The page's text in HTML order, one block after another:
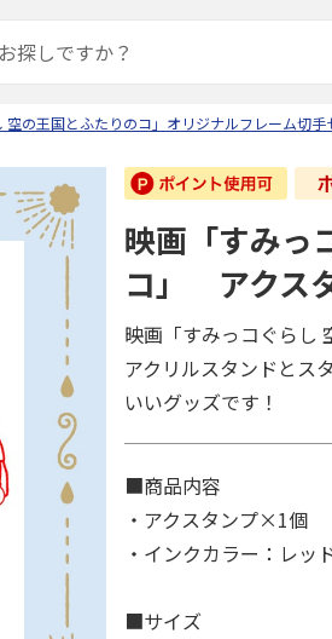
空の王国とふたりのコ」オリジナルフレーム切手
映画「すみっ
コ」 アクス
映画「すみっコぐらし
アクリルスタンドとス
いいグッズです！
■商品内容
・アクスタンプ×1個
・インクカラー：レッ
■サイズ